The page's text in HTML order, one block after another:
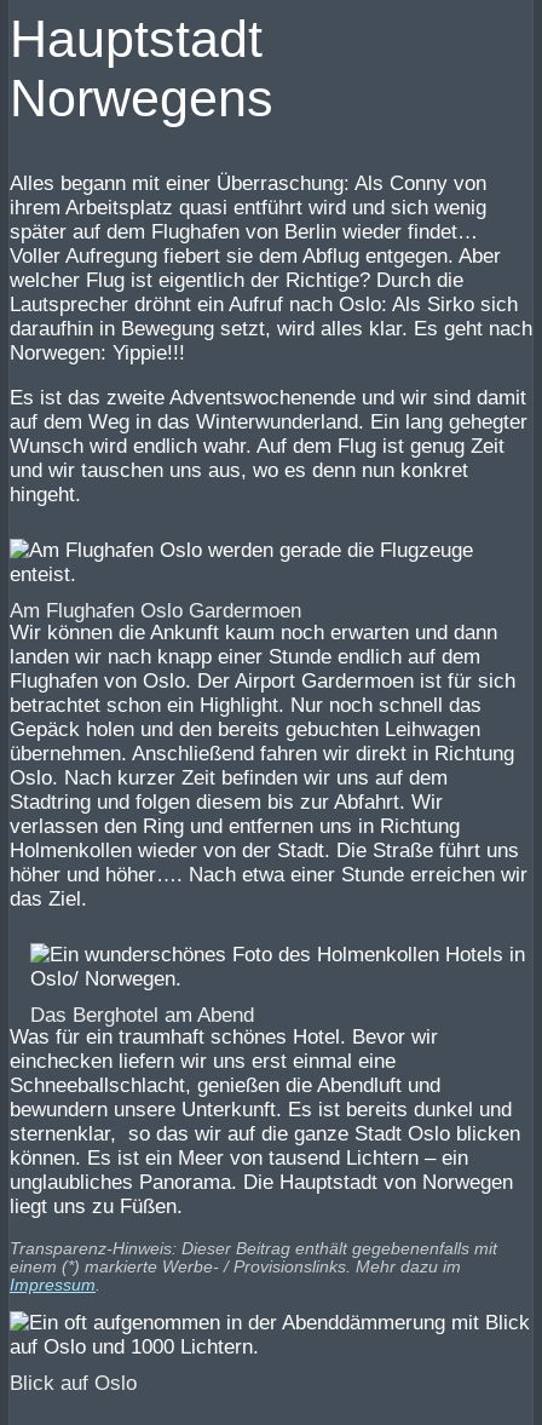
Hauptstadt
Norwegens
Alles begann mit einer Überraschung: Als Conny von
ihrem Arbeitsplatz quasi entführt wird und sich wenig
später auf dem Flughafen von Berlin wieder findet…
Voller Aufregung fiebert sie dem Abflug entgegen. Aber
welcher Flug ist eigentlich der Richtige? Durch die
Lautsprecher dröhnt ein Aufruf nach Oslo: Als Sirko sich
daraufhin in Bewegung setzt, wird alles klar. Es geht nach
Norwegen: Yippie!!!
Es ist das zweite Adventswochenende und wir sind damit
auf dem Weg in das Winterwunderland. Ein lang gehegter
Wunsch wird endlich wahr. Auf dem Flug ist genug Zeit
und wir tauschen uns aus, wo es denn nun konkret
hingeht.
Am Flughafen Oslo Gardermoen
Wir können die Ankunft kaum noch erwarten und dann
landen wir nach knapp einer Stunde endlich auf dem
Flughafen von Oslo. Der Airport Gardermoen ist für sich
betrachtet schon ein Highlight. Nur noch schnell das
Gepäck holen und den bereits gebuchten Leihwagen
übernehmen. Anschließend fahren wir direkt in Richtung
Oslo. Nach kurzer Zeit befinden wir uns auf dem
Stadtring und folgen diesem bis zur Abfahrt. Wir
verlassen den Ring und entfernen uns in Richtung
Holmenkollen wieder von der Stadt. Die Straße führt uns
höher und höher…. Nach etwa einer Stunde erreichen wir
das Ziel.
Das Berghotel am Abend
Was für ein traumhaft schönes Hotel. Bevor wir
einchecken liefern wir uns erst einmal eine
Schneeballschlacht, genießen die Abendluft und
bewundern unsere Unterkunft. Es ist bereits dunkel und
sternenklar, so das wir auf die ganze Stadt Oslo blicken
können. Es ist ein Meer von tausend Lichtern – ein
unglaubliches Panorama. Die Hauptstadt von Norwegen
liegt uns zu Füßen.
Transparenz-Hinweis: Dieser Beitrag enthält gegebenenfalls mit
einem (*) markierte Werbe- / Provisionslinks. Mehr dazu im
Impressum.
Blick auf Oslo